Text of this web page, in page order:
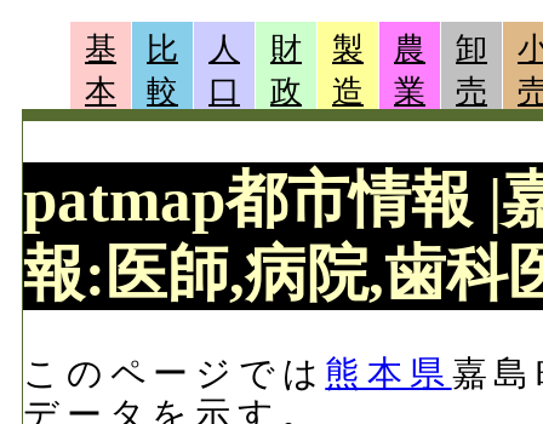
基
本
比
較
人
口
財
政
製
造
農
業
卸
売
patmap都市情報 |
報:医師,病院,歯科
このページでは 熊本県 嘉
データを示す。